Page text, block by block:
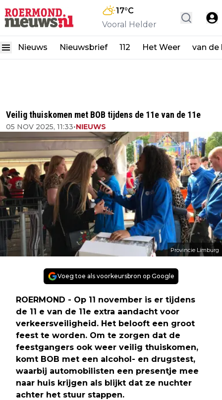
17°C
Vooral Helder
Nieuws Nieuwsbrief 112 Het Weer van de
Veilig thuiskomen met BOB tijdens de 11e van de 11e
05 NOV 2025, 11:33•NIEUWS
Provincie Limburg
Voeg toe als voorkeursbron op Google
ROERMOND - Op 11 november is er tijdens
de 11 e van de 11e extra aandacht voor
verkeersveiligheid. Het belooft een groot
feest te worden. Om te zorgen dat de
feestgangers ook weer veilig thuiskomen,
komt BOB met een alcohol- en drugstest,
waarbij automobilisten een presentje mee
naar huis krijgen als blijkt dat ze nuchter
achter het stuur stappen.